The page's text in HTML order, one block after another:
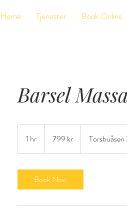
Home Tjenester Book Online
Barsel
1 hr
h
kroner799 kr
Book Now